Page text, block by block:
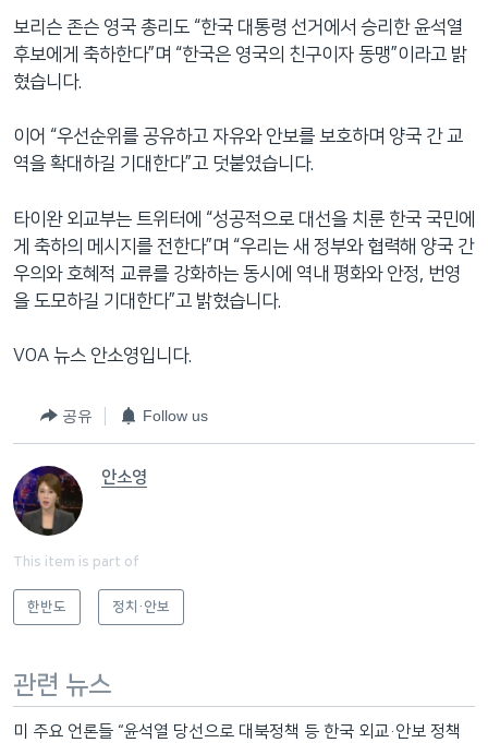
보리슨 존슨 영국 총리도 “한국 대통령 선거에서 승리한 윤석열
후보에게 축하한다”며 “한국은 영국의 친구이자 동맹”이라고 밝
혔습니다.
이어 “우선순위를 공유하고 자유와 안보를 보호하며 양국 간 교
역을 확대하길 기대한다”고 덧붙였습니다.
타이완 외교부는 트위터에 “성공적으로 대선을 치룬 한국 국민에
게 축하의 메시지를 전한다”며 “우리는 새 정부와 협력해 양국 간
우의와 호혜적 교류를 강화하는 동시에 역내 평화와 안정, 번영
을 도모하길 기대한다”고 밝혔습니다.
VOA 뉴스 안소영입니다.
공유 Follow us
안소영
This item is part of
한반도 정치·안보
관련 뉴스
미 주요 언론들 “윤석열 당선으로 대북정책 등 한국 외교·안보 정책